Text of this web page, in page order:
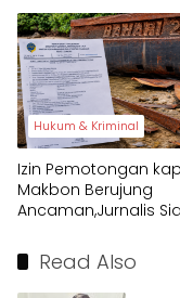
Hukum & Kriminal
Izin Pemotongan
Makbon Berujung
Ancaman,Jurnalis
Read Also